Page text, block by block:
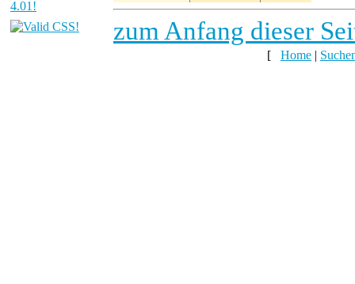
zum Anfang dieser
[ Home |